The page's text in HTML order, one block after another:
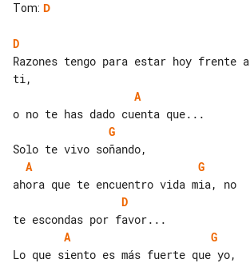
Tom: D
D
Razones tengo para estar hoy frente a
A
G
A
G
D
A
G